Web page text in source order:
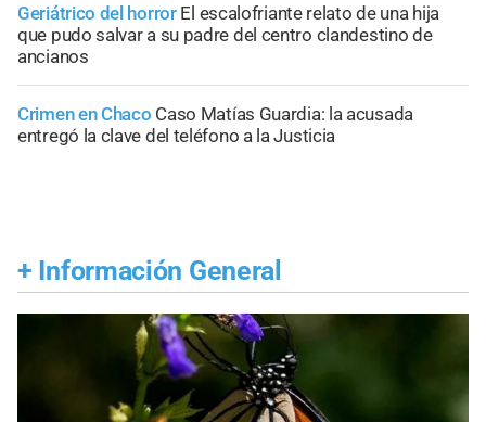
Geriátrico del horror El escalofriante relato de una hija
que pudo salvar a su padre del centro clandestino de
ancianos
Crimen en Chaco Caso Matías Guardia: la acusada
entregó la clave del teléfono a la Justicia
+ Información General